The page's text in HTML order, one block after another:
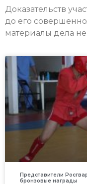
Доказательств
до его
материалы дела
Представители
бронзовые награды